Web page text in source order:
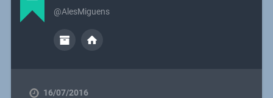
@AlesMiguens
16/07/2016